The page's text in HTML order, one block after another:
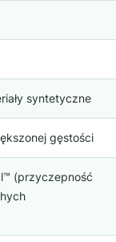
syntetyczne
gęstości
(przyczepność